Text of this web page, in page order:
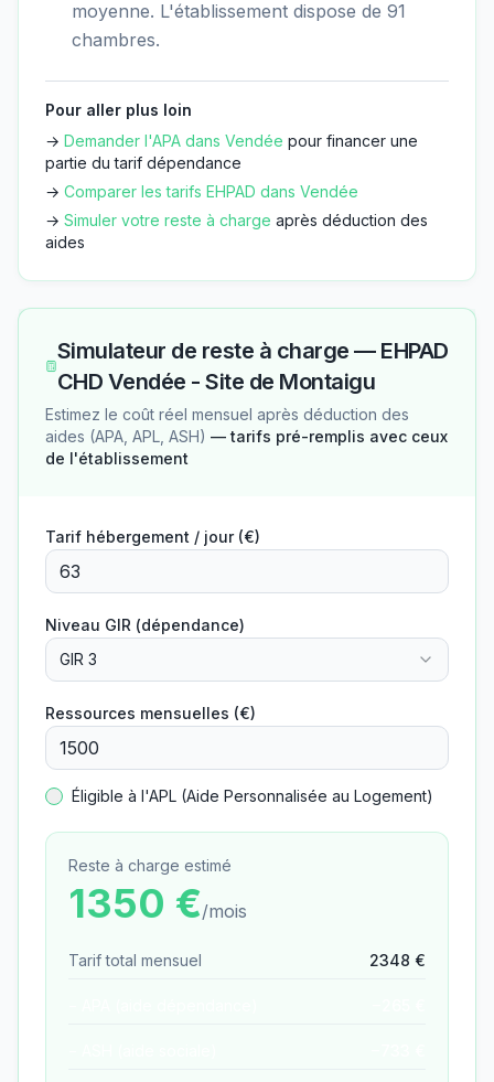
moyenne. L'établissement dispose de 91
chambres.
Pour aller plus loin
→ Demander l'APA dans Vendée pour financer une
partie du tarif dépendance
→ Comparer les tarifs EHPAD dans Vendée
→ Simuler votre reste à charge après déduction des
aides
Simulateur de reste à charge — EHPAD
CHD Vendée - Site de Montaigu
Estimez le coût réel mensuel après déduction des
aides (APA, APL, ASH) — tarifs pré-remplis avec ceux
de l'établissement
Tarif hébergement / jour (€)
Niveau GIR (dépendance)
GIR 3
Ressources mensuelles (€)
Éligible à l'APL (Aide Personnalisée au Logement)
Reste à charge estimé
1350 €/mois
Tarif total mensuel 2348 €